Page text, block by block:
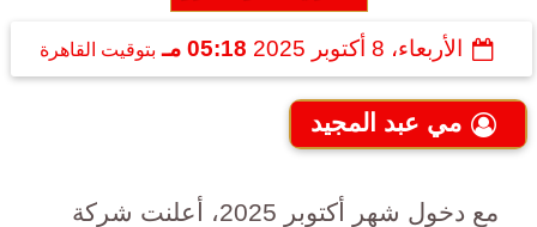
الأربعاء، 8 أكتوبر 2025 05:18 مـ بتوقيت القاهرة
مي عبد المجيد
مع دخول شهر أكتوبر 2025، أعلنت شركة